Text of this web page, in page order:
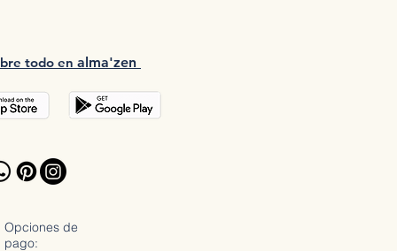
todo en a lma'zen
Opciones de
pago: